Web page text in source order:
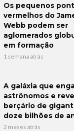
Os pequenos
vermelhos do
Webb podem ser
aglomerados
em formação
1 semana atrás
A galáxia que
astrônomos e
berçário de
doze bilhões de
2 meses atrás